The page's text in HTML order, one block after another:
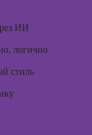
ИИ
логично
стиль